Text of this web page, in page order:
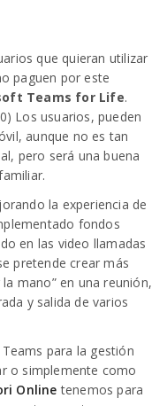
que quieran utilizar
paguen por este
Teams for Life.
Los usuarios, pueden
aunque no es tan
pero será una buena
la experiencia de
fondos
en las video llamadas
pretende crear más
mano” en una reunión,
y salida de varios
para la gestión
o simplemente como
Online tenemos para